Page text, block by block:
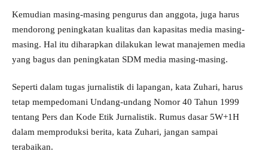
Kemudian masing-masing pengurus dan anggota, juga harus
mendorong peningkatan kualitas dan kapasitas media masing-
masing. Hal itu diharapkan dilakukan lewat manajemen media
yang bagus dan peningkatan SDM media masing-masing.
Seperti dalam tugas jurnalistik di lapangan, kata Zuhari, harus
tetap mempedomani Undang-undang Nomor 40 Tahun 1999
tentang Pers dan Kode Etik Jurnalistik. Rumus dasar 5W+1H
dalam memproduksi berita, kata Zuhari, jangan sampai
terabaikan.